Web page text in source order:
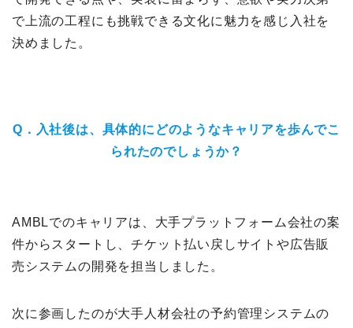
で上流の工程にも挑戦できる文化に魅力を感じ入社を
決めました。
Q．入社後は、具体的にどのようなキャリアを歩んでこ
られたのでしょうか？
AMBLでのキャリアは、大手プラットフォーム会社の案
件からスタートし、チケット払い戻しサイトや広告販
売システムの開発を担当しました。
次に参画したのが大手人材会社の予約管理システムの